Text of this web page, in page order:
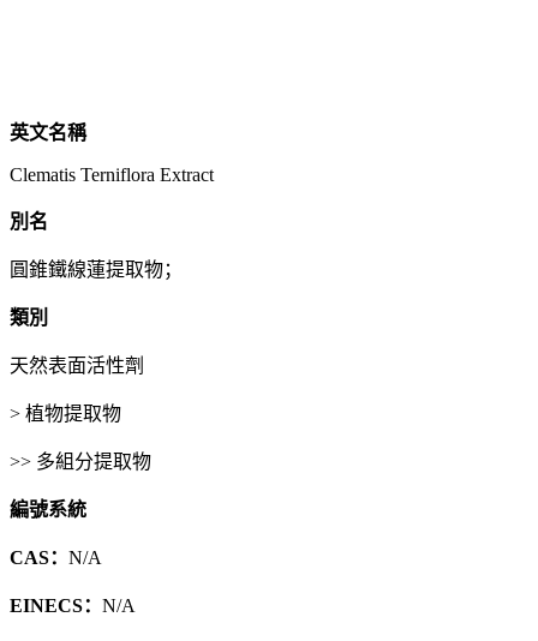
英文名稱
Clematis Terniflora Extract
別名
圓錐鐵線蓮提取物；
類別
天然表面活性劑
> 植物提取物
>> 多組分提取物
編號系統
CAS： N/A
EINECS： N/A